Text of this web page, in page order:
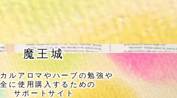
『Botanical Study』
楽の主な活動先リンク集
魔王城
ルアロマやハーブの勉強や
に使用購入するための
サポートサイト